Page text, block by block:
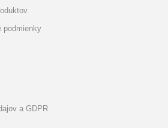
podmienky
a GDPR